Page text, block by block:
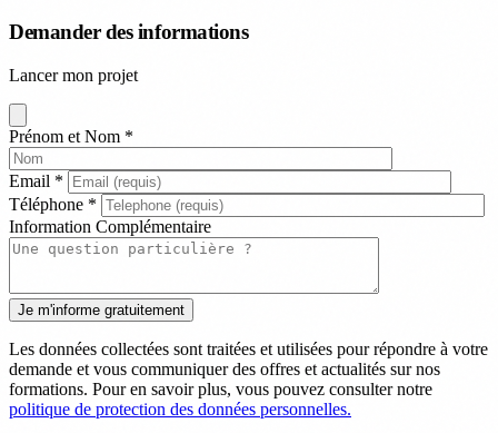
Demander des informations
Lancer mon projet
Prénom et Nom *
Email *
Téléphone *
Information Complémentaire
Les données collectées sont traitées et utilisées pour répondre à votre
demande et vous communiquer des offres et actualités sur nos
formations. Pour en savoir plus, vous pouvez consulter notre
politique de protection des données personnelles.